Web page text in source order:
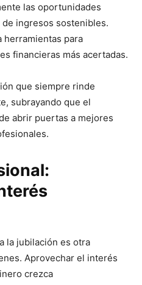
las oportunidades
ingresos sostenibles.
herramientas para
financieras más acertadas.
que siempre rinde
subrayando que el
abrir puertas a mejores
la jubilación es otra
Aprovechar el interés
crezca